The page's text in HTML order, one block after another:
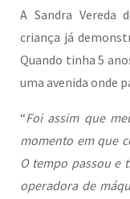
A Sandra Vereda
criança já
Quando tinha 5
uma avenida onde
“Foi assim que
momento em que
O tempo passou e
operadora de